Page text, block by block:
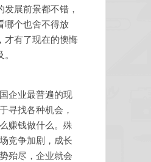
发展前景都不错，
哪个也舍不得放
才有了现在的懊悔
企业最普遍的现
寻找各种机会，
赚钱做什么。殊
竞争加剧，成长
殆尽，企业就会